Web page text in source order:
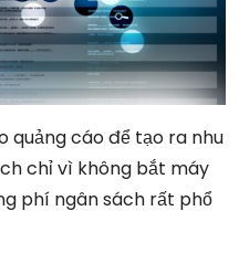
quảng cáo để tạo ra nhu
chỉ vì không bắt máy
phí ngân sách rất phổ